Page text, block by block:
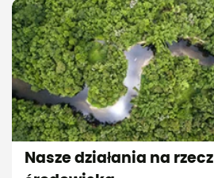
Nasze działania na rzecz